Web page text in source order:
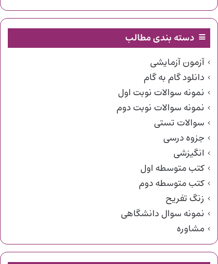
دسته بندی مطالب
آزمون آزمایشی
دانلود گام به گام
نمونه سوالات نوبت اول
نمونه سوالات نوبت دوم
سوالات تستی
جزوه درسی
انگیزشی
کتب متوسطه اول
کتب متوسطه دوم
زنگ تفریح
نمونه سوال دانشگاهی
مشاوره